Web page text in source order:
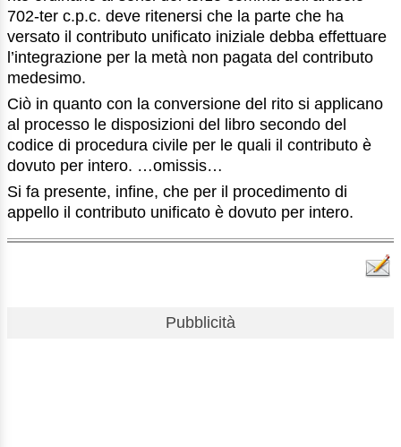
702-ter c.p.c. deve ritenersi che la parte che ha
versato il contributo unificato iniziale debba effettuare
l’integrazione per la metà non pagata del contributo
medesimo.
Ciò in quanto con la conversione del rito si applicano
al processo le disposizioni del libro secondo del
codice di procedura civile per le quali il contributo è
dovuto per intero. …omissis…
Si fa presente, infine, che per il procedimento di
appello il contributo unificato è dovuto per intero.
Pubblicità